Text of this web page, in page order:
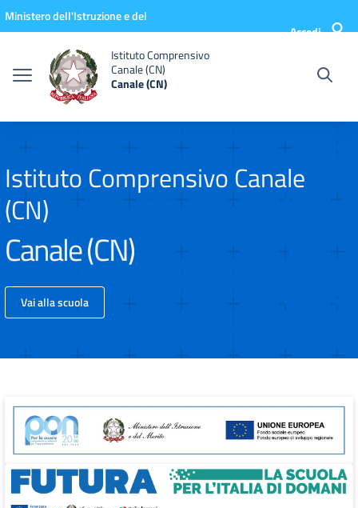
Vai ai contenuti
Vai al menu di navigazione
Vai al footer
Ministero dell'Istruzione e del
Accedi
Istituto Comprensivo
Canale (CN)
Canale (CN)
Istituto Comprensivo Canale
(CN)
Canale (CN)
Vai alla scuola